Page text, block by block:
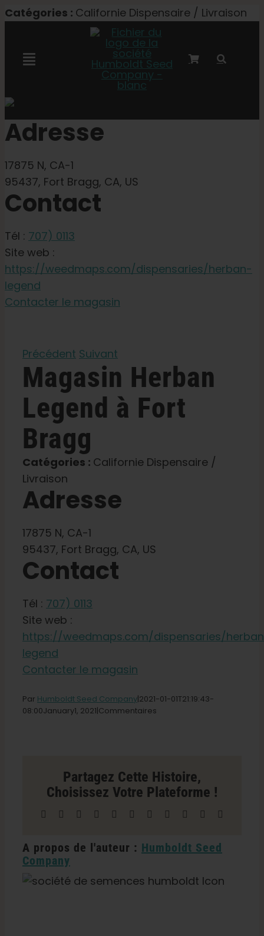
Skip
Catégories : Californie Dispensaire / Livraison
Toggle
Semences féminisées
Graines Autoflower
Graines de jardin
Apprendre
A propos de
Chasse au phéno
Préserver le patrimoine génétique des
Contact
Boutique
Français
Recherche
de
:
Adresse
17875 N, CA-1
95437, Fort Bragg, CA, US
Contact
Tél : 707) 0113
Site web :
https://weedmaps.com/dispensaries/herban-
legend
Contacter le magasin
Précédent Suivant
Magasin Herban
Legend à Fort
Bragg
Catégories : Californie Dispensaire /
Livraison
Adresse
17875 N, CA-1
95437, Fort Bragg, CA, US
Contact
Tél : 707) 0113
Site web :
https://weedmaps.com/dispensaries/
legend
Contacter le magasin
Par Humboldt Seed Company|2021-01-01T21:19:43-
08:00January1, 2021|Commentaires
à
Fort
Bragg
Partagez Cette Histoire,
Choisissez Votre Plateforme !
Facebook Reddit LinkedInWhatsAppTélégramme
TumblrPinterest Xing
A propos de l'auteur : Humboldt Seed
Company